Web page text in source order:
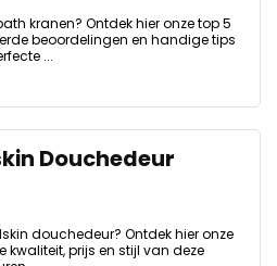
kranen? Ontdek hier onze top 5
beoordelingen en handige tips
...
Douchedeur
douchedeur? Ontdek hier onze
kwaliteit, prijs en stijl van deze